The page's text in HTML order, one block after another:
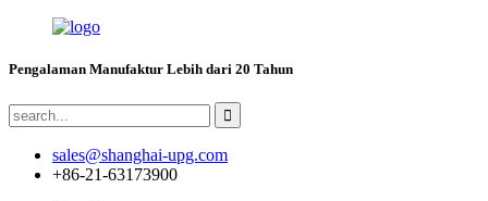
Pengalaman Manufaktur Lebih dari 20 Tahun
sales@shanghai-upg.com
+86-21-63173900